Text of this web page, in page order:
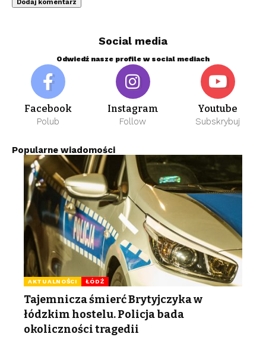
Social media
Odwiedź nasze profile w social mediach
Facebook
Polub
Instagram
Follow
Youtube
Subskrybuj
Popularne wiadomości
AKTUALNOŚCI ŁÓDŹ
Tajemnicza śmierć Brytyjczyka w
łódzkim hostelu. Policja bada
okoliczności tragedii